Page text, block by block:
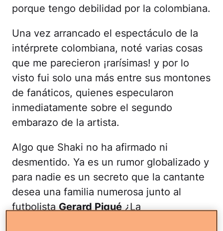
porque tengo debilidad por la colombiana.
Una vez arrancado el espectáculo de la
intérprete colombiana, noté varias cosas
que me parecieron ¡rarísimas! y por lo
visto fui solo una más entre sus montones
de fanáticos, quienes especularon
inmediatamente sobre el segundo
embarazo de la artista.
Algo que Shaki no ha afirmado ni
desmentido. Ya es un rumor globalizado y
para nadie es un secreto que la cantante
desea una familia numerosa junto al
futbolistaGerard Piqué¿La